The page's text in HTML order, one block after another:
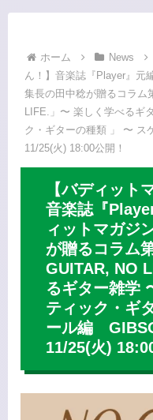
ホーム News
ん！】音楽誌『Player』元
集長の田中稔が贈るコラム
LIFE.」〜 楽しく学べる
ク・ギターの種類 」 〜 ス
11/25(火) 18:00公開！
【バディット
音楽誌『
ィットマガジ
が贈るコラム
GUITAR, NO
るギター雑学
ティック・ギ
ール編
11/25(火)